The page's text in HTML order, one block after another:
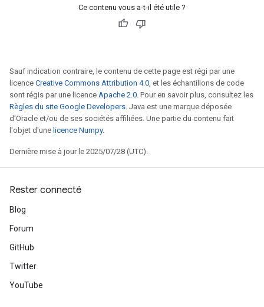
Ce contenu vous a-t-il été utile ?
Sauf indication contraire, le contenu de cette page est régi par une
licence Creative Commons Attribution 4.0, et les échantillons de code
sont régis par une licence Apache 2.0. Pour en savoir plus, consultez les
Règles du site Google Developers. Java est une marque déposée
d'Oracle et/ou de ses sociétés affiliées. Une partie du contenu fait
l'objet d'une licence Numpy.
Dernière mise à jour le 2025/07/28 (UTC).
Rester connecté
Blog
Forum
GitHub
Twitter
YouTube